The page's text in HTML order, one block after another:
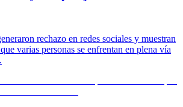
rechazo en redes sociales y muestran
varias personas se enfrentan en plena vía